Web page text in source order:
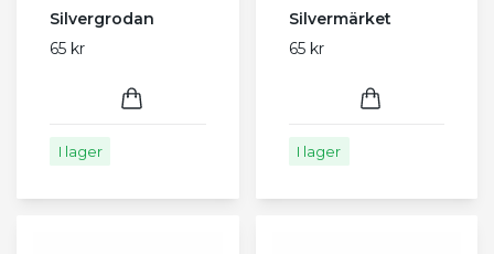
Silvergrodan
65 kr
I lager
Silvermärket
65 kr
I lager